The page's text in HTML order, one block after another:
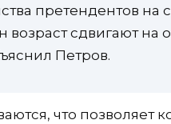
претендентов на
сдвигают на
Петров.
что позволяет